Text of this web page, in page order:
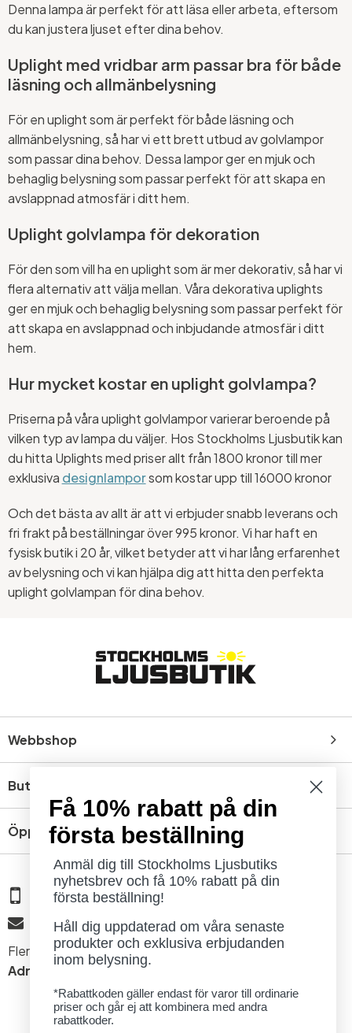
Denna lampa är perfekt för att läsa eller arbeta, eftersom
du kan justera ljuset efter dina behov.
Uplight med vridbar arm passar bra för både
läsning och allmänbelysning
För en uplight som är perfekt för både läsning och
allmänbelysning, så har vi ett brett utbud av golvlampor
som passar dina behov. Dessa lampor ger en mjuk och
behaglig belysning som passar perfekt för att skapa en
avslappnad atmosfär i ditt hem.
Uplight golvlampa för dekoration
För den som vill ha en uplight som är mer dekorativ, så har vi
flera alternativ att välja mellan. Våra dekorativa uplights
ger en mjuk och behaglig belysning som passar perfekt för
att skapa en avslappnad och inbjudande atmosfär i ditt
hem.
Hur mycket kostar en uplight golvlampa?
Priserna på våra uplight golvlampor varierar beroende på
vilken typ av lampa du väljer. Hos Stockholms Ljusbutik kan
du hitta Uplights med priser allt från 1800 kronor till mer
exklusiva designlamporsom kostar upp till 16000 kronor
Och det bästa av allt är att vi erbjuder snabb leverans och
fri frakt på beställningar över 995 kronor. Vi har haft en
fysisk butik i 20 år, vilket betyder att vi har lång erfarenhet
av belysning och vi kan hjälpa dig att hitta den perfekta
uplight golvlampan för dina behov.
Webbshop
Butik
Öppettider
08 - 654 29 00
info@ljusbutik.se
Fler kontaktuppgifter »
Adress:
Kungsholmsgatan 6, 112 27 Stockholm
Få 10% rabatt på din
första beställning
Anmäl dig till Stockholms Ljusbutiks
nyhetsbrev och få 10% rabatt på din
första beställning!
Håll dig uppdaterad om våra senaste
produkter och exklusiva erbjudanden
inom belysning.
*Rabattkoden gäller endast för varor till ordinarie
priser och går ej att kombinera med andra
rabattkoder.